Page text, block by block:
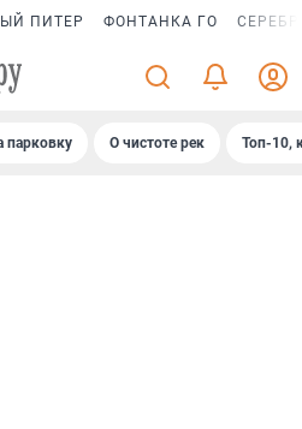
ПИТЕР ФОНТАНКА ГО
парковку О чистоте рек Топ-10,